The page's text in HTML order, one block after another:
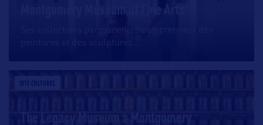
Montgomery Museum of Fine Arts
SITE CULTUREL
The Legacy Museum à Montgomery